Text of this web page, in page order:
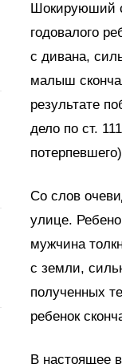
Шокируюший
годовалого
с дивана,
малыш
результате
дело по ст.
Со слов
улице.
мужчина
с земли,
полученных
ребенок
В настоящее